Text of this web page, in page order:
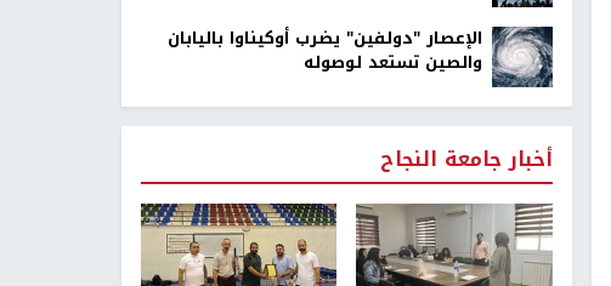
الإعصار "دولفين" يضرب أوكيناوا باليابان
والصين تستعد لوصوله
أخبار جامعة النجاح